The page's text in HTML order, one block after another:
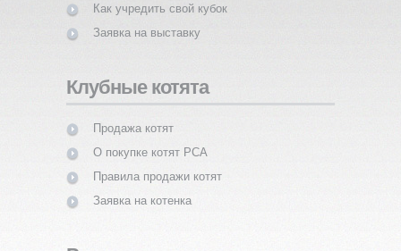
Как учредить свой кубок
Заявка на выставку
Клубные котята
Продажа котят
О покупке котят PCA
Правила продажи котят
Заявка на котенка